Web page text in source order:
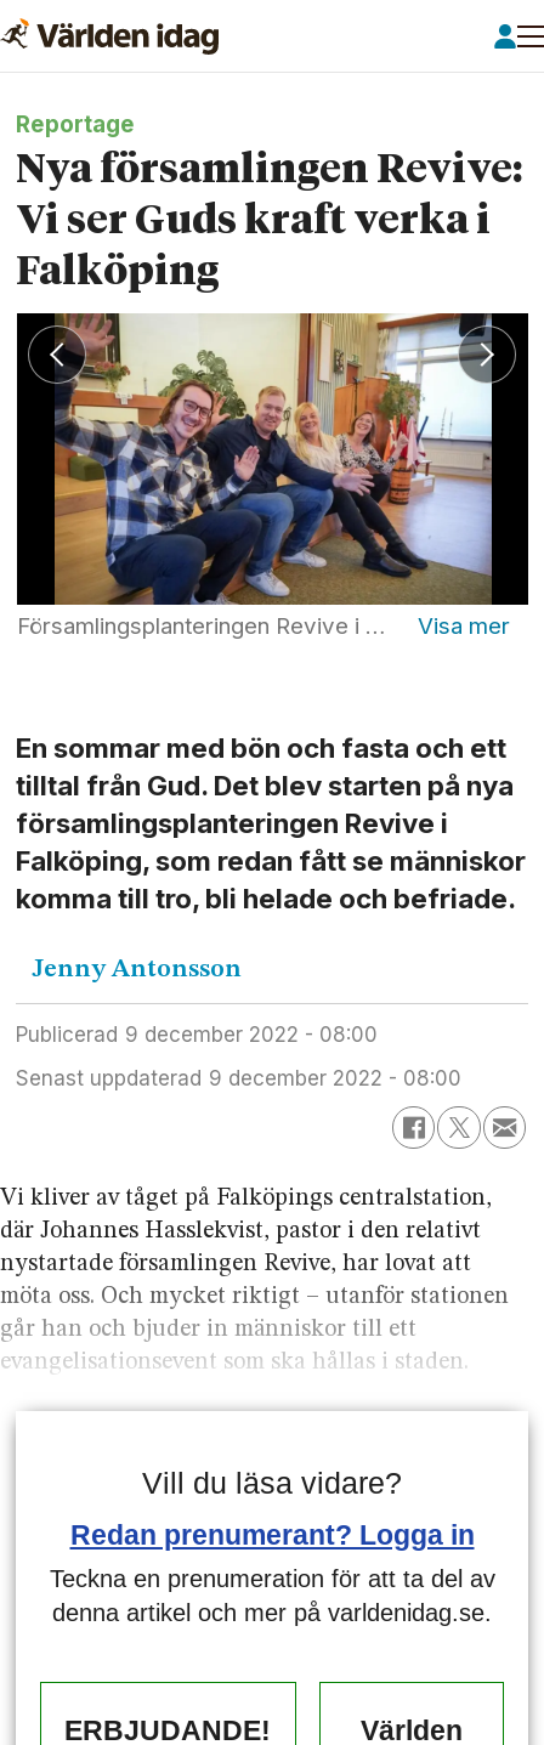
Reportage
Nya församlingen Revive:
Vi ser Guds kraft verka i
Falköping
Församlingsplanteringen Revive i Falköping växer med kvalitet, med ett starkt fokus på lärjungaträning. Fr v: Mattias Lavsjö, Johannes Hasslekvist, Linnea Hasslekvist och Linnea Frenell. Foto: Jenny Antonsson
En sommar med bön och fasta och ett
tilltal från Gud. Det blev starten på nya
församlingsplanteringen Revive i
Falköping, som redan fått se människor
komma till tro, bli helade och befriade.
Jenny Antonsson
Publicerad
9 december 2022 - 08:00
Senast uppdaterad
9 december 2022 - 08:00
Vi kliver av tåget på Falköpings centralstation,
där Johannes Hasslekvist, pastor i den relativt
nystartade församlingen Revive, har lovat att
möta oss. Och mycket riktigt – utanför stationen
går han och bjuder in människor till ett
evangelisationsevent som ska hållas i staden.
Vill du läsa vidare?
Redan prenumerant? Logga in
Teckna en prenumeration för att ta del av
denna artikel och mer på varldenidag.se.
ERBJUDANDE!
Världen